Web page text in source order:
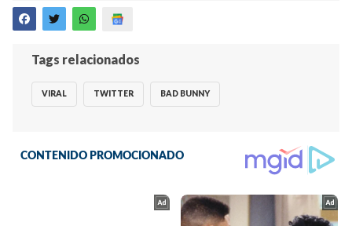
Tags relacionados
VIRAL TWITTER BAD BUNNY